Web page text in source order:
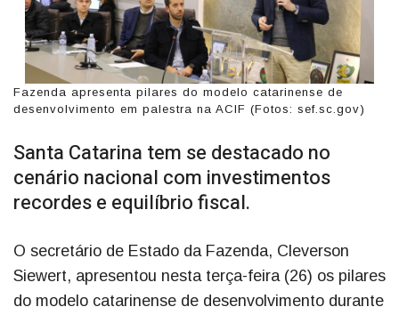
Fazenda apresenta pilares do modelo catarinense de
desenvolvimento em palestra na ACIF (Fotos: sef.sc.gov)
Santa Catarina tem se destacado no
cenário nacional com investimentos
recordes e equilíbrio fiscal.
O secretário de Estado da Fazenda, Cleverson
Siewert, apresentou nesta terça-feira (26) os pilares
do modelo catarinense de desenvolvimento durante